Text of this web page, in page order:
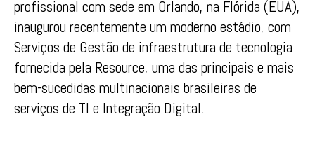
profissional com sede em Orlando, na Flórida (EUA),
inaugurou recentemente um moderno estádio, com
Serviços de Gestão de infraestrutura de tecnologia
fornecida pela Resource, uma das principais e mais
bem-sucedidas multinacionais brasileiras de
serviços de TI e Integração Digital.